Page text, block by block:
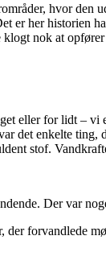
hvor den
er her historien
nok at
eller for lidt – vi
det enkelte
stof.
Der var
forvandlede